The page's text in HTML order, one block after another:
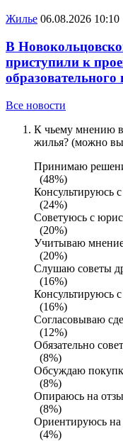
Жилье 06.08.2026 10:10
В
приступили к
образовательного
Все новости
К чьему мнению
жилья? (можно
Принимаю
(48%)
Консультируюсь
(24%)
Советуюсь с
(20%)
Учитываю
(20%)
Слушаю советы
(16%)
Консультируюсь
(16%)
Согласовываю
(12%)
Обязательно
(8%)
Обсуждаю
(8%)
Опираюсь на
(8%)
Ориентируюсь на
(4%)